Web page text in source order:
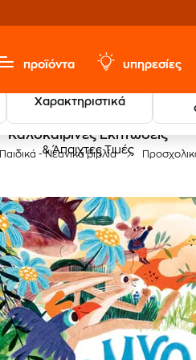
προϊόντα υπηρεσίες
Χαρακτηριστικά
Καλοκαιρινές Εκπτώσεις
& Άπαιχτες Τιμές
Παιδικά - Νεανικά βιβλία